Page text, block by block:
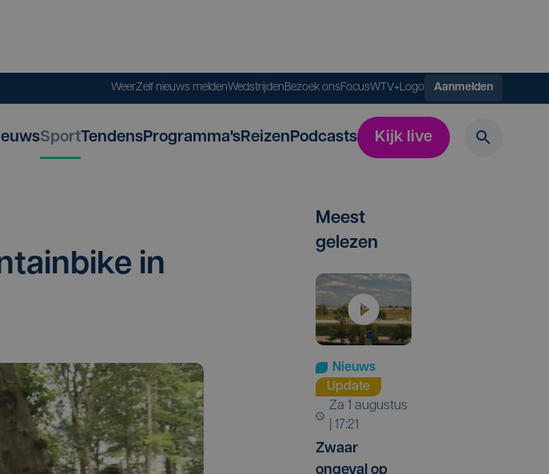
WeerZelf nieuws meldenWedstrijdenBezoek onsFocusWTV+Logo Aanmelden
SportTendensProgramma'sReizenPodcasts Kijk live
in
Meest
gelezen
Nieuws
Update
za 1 augustus
| 17:21
Zwaar
ongeval op